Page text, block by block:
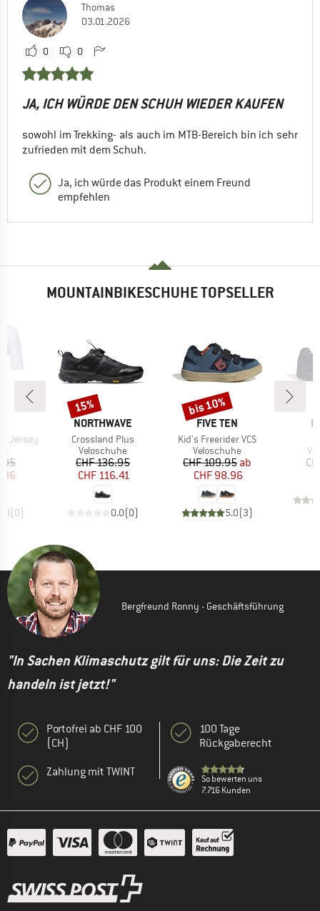
Thomas
03.01.2026
0 0
JA, ICH WÜRDE DEN SCHUH WIEDER KAUFEN
sowohl im Trekking- als auch im MTB-Bereich bin ich sehr
zufrieden mit dem Schuh.
Ja, ich würde das Produkt einem Freund
empfehlen
MOUNTAINBIKESCHUHE TOPSELLER
Jersey
Preis
(0)
MARKE
NORTHWAVE
Artikel
Crossland Plus
Produktgruppe
Veloschuhe
Preis
CHF 136.95reduzierter Preis
CHF 116.41
0.0(0)
Rabatt
15%
MARKE
FIVE TEN
Artikel
Kid's Freerider VCS
Produktgruppe
Veloschuhe
Preis
CHF 109.95reduzierter Preis
ab
CHF 98.96
5.0(3)
Rabatt
bis 10%
Bergfreund Ronny - Geschäftsführung
"In Sachen Klimaschutz gilt für uns: Die Zeit zu
handeln ist jetzt!"
Portofrei ab CHF 100
(CH)
Zahlung mit TWINT
100 Tage
Rückgaberecht
So bewerten uns
7.716 Kunden